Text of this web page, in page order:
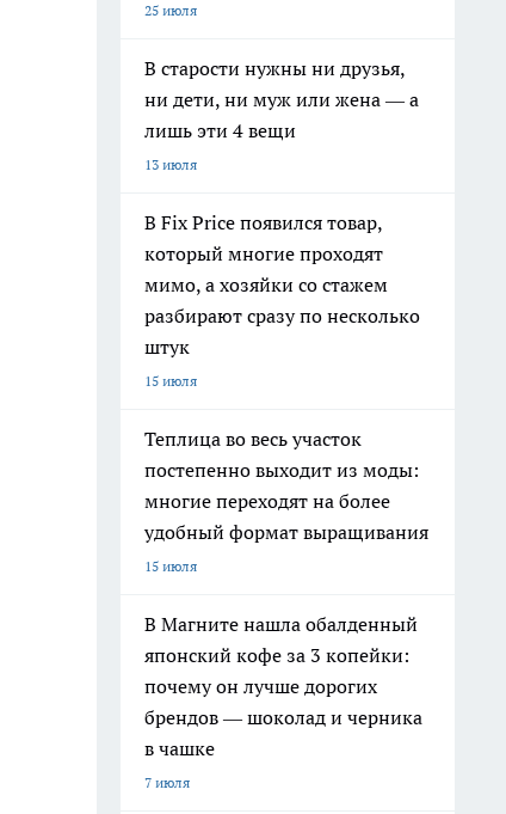
25 июля
В старости нужны ни друзья,
ни дети, ни муж или жена — а
лишь эти 4 вещи
13 июля
В Fix Price появился товар,
который многие проходят
мимо, а хозяйки со стажем
разбирают сразу по несколько
штук
15 июля
Теплица во весь участок
постепенно выходит из моды:
многие переходят на более
удобный формат выращивания
15 июля
В Магните нашла обалденный
японский кофе за 3 копейки:
почему он лучше дорогих
брендов — шоколад и черника
в чашке
7 июля